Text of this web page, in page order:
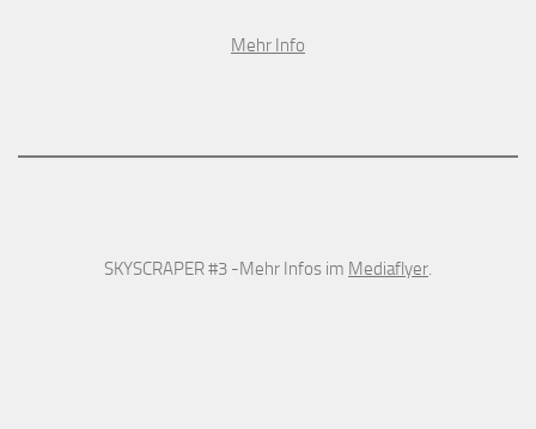
Mehr Info
SKYSCRAPER #3 -Mehr Infos im Mediaflyer.